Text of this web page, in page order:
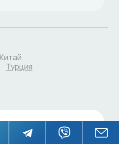
Китай
Турция